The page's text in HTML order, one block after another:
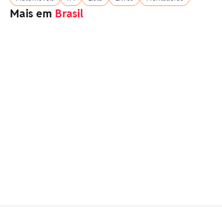
Mais em Brasil